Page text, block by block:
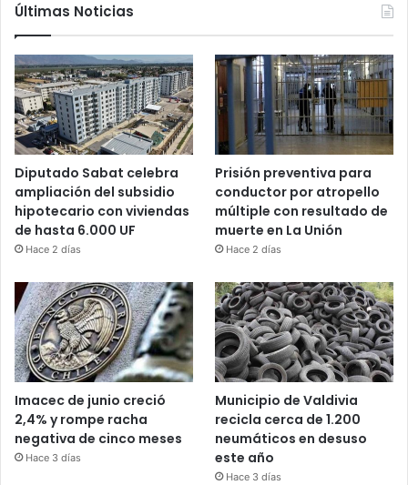
Últimas Noticias
Diputado Sabat celebra
ampliación del subsidio
hipotecario con viviendas
de hasta 6.000 UF
Hace 2 días
Prisión preventiva para
conductor por atropello
múltiple con resultado de
muerte en La Unión
Hace 2 días
Imacec de junio creció
2,4% y rompe racha
negativa de cinco meses
Hace 3 días
Municipio de Valdivia
recicla cerca de 1.200
neumáticos en desuso
este año
Hace 3 días